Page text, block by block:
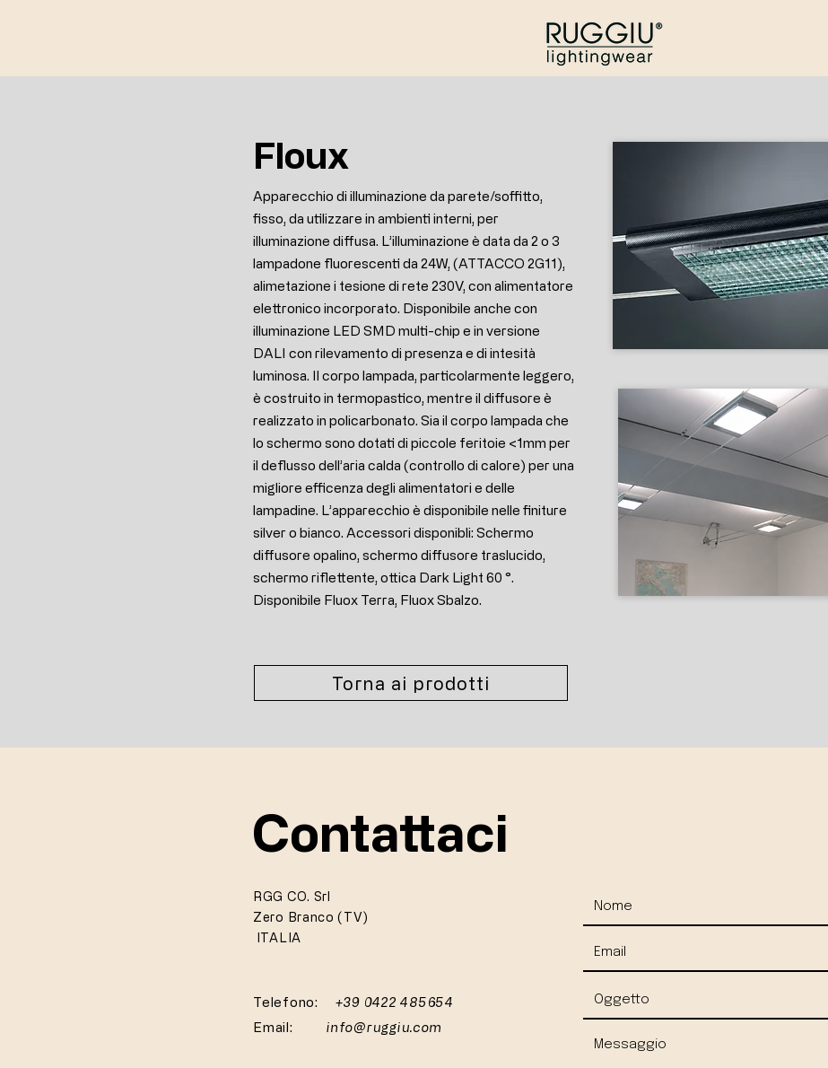
Floux
Apparecchio di illuminazione da parete/soffitto,
fisso, da utilizzare in ambienti interni, per
illuminazione diffusa. L’illuminazione è data da 2 o 3
lampadone fluorescenti da 24W, (ATTACCO 2G11),
alimetazione i tesione di rete 230V, con alimentatore
elettronico incorporato. Disponibile anche con
illuminazione LED SMD multi-chip e in versione
DALI con rilevamento di presenza e di intesità
luminosa. Il corpo lampada, particolarmente leggero,
è costruito in termopastico, mentre il diffusore è
realizzato in policarbonato. Sia il corpo lampada che
lo schermo sono dotati di piccole feritoie <1mm per
il deflusso dell’aria calda (controllo di calore) per una
migliore efficenza degli alimentatori e delle
lampadine. L’apparecchio è disponibile nelle finiture
silver o bianco. Accessori disponibli: Schermo
diffusore opalino, schermo diffusore traslucido,
schermo riflettente, ottica Dark Light 60 °.
Disponibile Fluox Terra, Fluox Sbalzo.
Torna ai prodotti
Contattaci
RGG CO. Srl
Zero Branco (TV)
ITALIA
Telefono:
+39 0422 485654
Email: info@ruggiu.com